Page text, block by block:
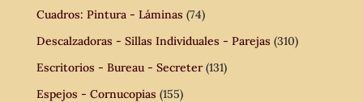
Cuadros: Pintura - Láminas (74)
Descalzadoras - Sillas Individuales - Parejas (310)
Escritorios - Bureau - Secreter (131)
Espejos - Cornucopias (155)